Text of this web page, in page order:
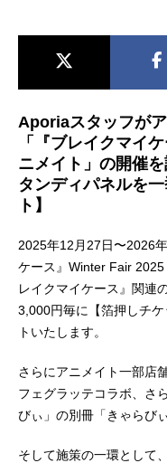
男性声優/女性声優一覧
Aporiaスタッフが
「『ブレイクマイ
ニメイト」の開催
タンディパネルを
ト】
2025年12月27日〜2026
ケース』Winter Fair
レイクマイケース』関連
3,000円毎に【箔押しチ
トいたします。
さらにアニメイト一部店
フェグラッテコラボ、さ
びぃ」の別冊「きゃらび
そして施策の一環として